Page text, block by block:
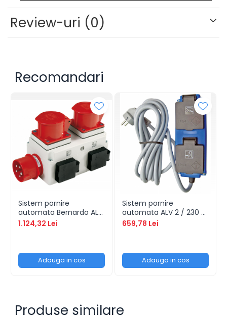
Review-uri (0)
Recomandari
Sistem pornire
automata Bernardo ALV
10
1.124,32 Lei
Adauga in cos
Sistem pornire
automata ALV 2 / 230 V
cu cablu de 4 m
659,78 Lei
Adauga in cos
Produse similare